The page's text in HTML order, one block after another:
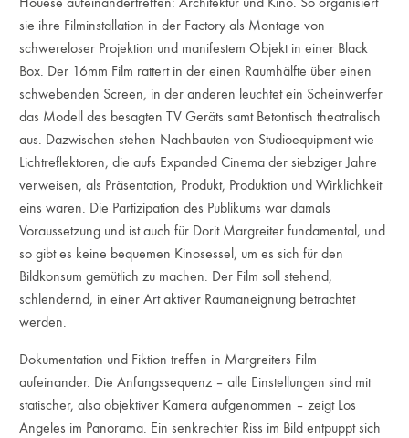
sie ihre Filminstallation in der Factory als Montage von
schwereloser Projektion und manifestem Objekt in einer Black
Box. Der 16mm Film rattert in der einen Raumhälfte über einen
schwebenden Screen, in der anderen leuchtet ein Scheinwerfer
das Modell des besagten TV Geräts samt Betontisch theatralisch
aus. Dazwischen stehen Nachbauten von Studioequipment wie
Lichtreflektoren, die aufs Expanded Cinema der siebziger Jahre
verweisen, als Präsentation, Produkt, Produktion und Wirklichkeit
eins waren. Die Partizipation des Publikums war damals
Voraussetzung und ist auch für Dorit Margreiter fundamental, und
so gibt es keine bequemen Kinosessel, um es sich für den
Bildkonsum gemütlich zu machen. Der Film soll stehend,
schlendernd, in einer Art aktiver Raumaneignung betrachtet
werden.
Dokumentation und Fiktion treffen in Margreiters Film
aufeinander. Die Anfangssequenz – alle Einstellungen sind mit
statischer, also objektiver Kamera aufgenommen – zeigt Los
Angeles im Panorama. Ein senkrechter Riss im Bild entpuppt sich